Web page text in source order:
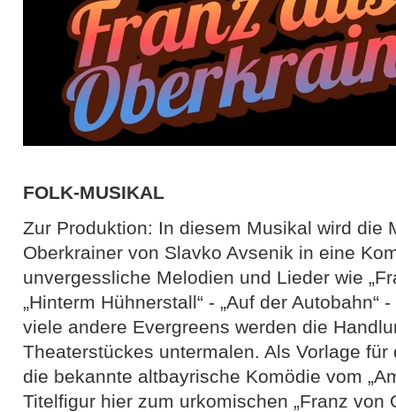
FOLK-MUSIKAL
Zur Produktion: In diesem Musikal wird die
Oberkrainer von Slavko Avsenik in eine
unvergessliche Melodien und Lieder wie
„Hinterm Hühnerstall“ - „Auf der Autobahn“
viele andere Evergreens werden die
Theaterstückes untermalen. Als Vorlage
die bekannte altbayrische Komödie vom
Titelfigur hier zum urkomischen „Franz von